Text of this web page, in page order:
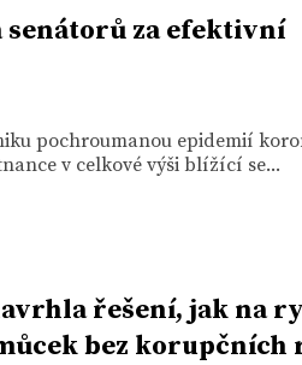
senátorů za efektivní
pochroumanou epidemií
v celkové výši blížící se...
řešení, jak na
bez